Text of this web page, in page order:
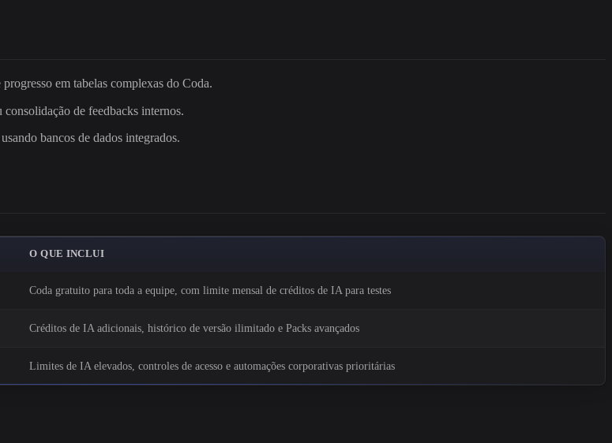
em tabelas complexas do Coda.
consolidação de feedbacks internos.
bancos de dados integrados.
O QUE INCLUI
Coda gratuito para toda a equipe, com limite mensal de créditos de IA para testes
Créditos de IA adicionais, histórico de versão ilimitado e Packs avançados
Limites de IA elevados, controles de acesso e automações corporativas prioritárias